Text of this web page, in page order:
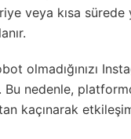
veya kısa sürede
olmadığınızı
nedenle,
kaçınarak